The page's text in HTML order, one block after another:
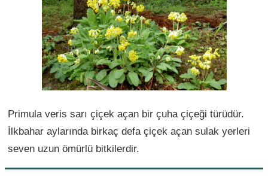
Primula veris sarı çiçek açan bir çuha çiçeği türüdür.
İlkbahar aylarında birkaç defa çiçek açan sulak yerleri
seven uzun ömürlü bitkilerdir.